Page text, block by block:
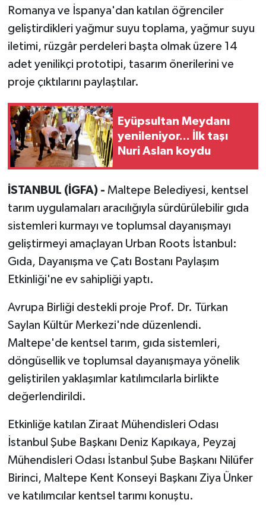
Romanya ve İspanya'dan katılan öğrenciler
geliştirdikleri yağmur suyu toplama, yağmur suyu
iletimi, rüzgâr perdeleri başta olmak üzere 14
adet yenilikçi prototipi, tasarım önerilerini ve
proje çıktılarını paylaştılar.
Eyüpsultan Meydanı
yenileniyor... İlk taşı
Nuri Aslan koydu
İSTANBUL (İGFA) - Maltepe Belediyesi, kentsel
tarım uygulamaları aracılığıyla sürdürülebilir gıda
sistemleri kurmayı ve toplumsal dayanışmayı
geliştirmeyi amaçlayan Urban Roots İstanbul:
Gıda, Dayanışma ve Çatı Bostanı Paylaşım
Etkinliği'ne ev sahipliği yaptı.
Avrupa Birliği destekli proje Prof. Dr. Türkan
Saylan Kültür Merkezi'nde düzenlendi.
Maltepe'de kentsel tarım, gıda sistemleri,
döngüsellik ve toplumsal dayanışmaya yönelik
geliştirilen yaklaşımlar katılımcılarla birlikte
değerlendirildi.
Etkinliğe katılan Ziraat Mühendisleri Odası
İstanbul Şube Başkanı Deniz Kapıkaya, Peyzaj
Mühendisleri Odası İstanbul Şube Başkanı Nilüfer
Birinci, Maltepe Kent Konseyi Başkanı Ziya Ünker
ve katılımcılar kentsel tarımı konuştu.